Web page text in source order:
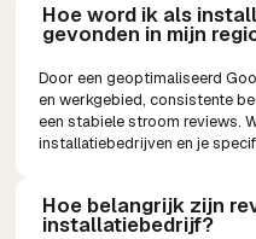
Hoe word ik als
gevonden in mijn
Door een geoptimaliseerd
en werkgebied, consistente
een stabiele stroom reviews.
installatiebedrijven en je
Hoe belangrijk zijn
installatiebedrijf?